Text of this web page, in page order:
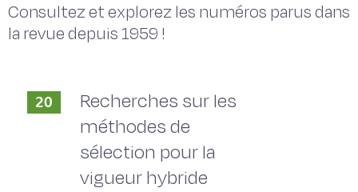
Consultez et explorez les numéros parus dans
la revue depuis 1959 !
20
Recherches sur les
méthodes de
sélection pour la
vigueur hybride